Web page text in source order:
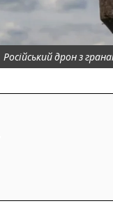
Російський дрон з